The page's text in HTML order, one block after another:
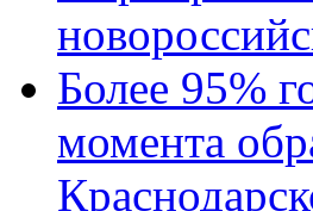
Более 95%
момента